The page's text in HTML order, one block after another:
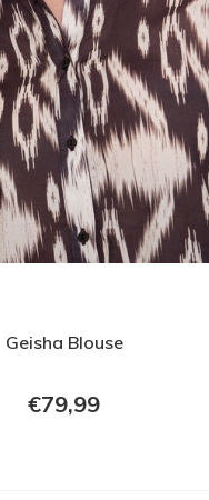
Geisha Blouse
€79,99